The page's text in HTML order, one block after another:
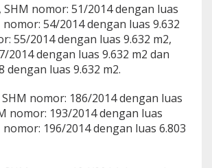
SHM nomor: 51/2014 dengan luas
nomor: 54/2014 dengan luas 9.632
55/2014 dengan luas 9.632 m2,
2014 dengan luas 9.632 m2 dan
dengan luas 9.632 m2.
nomor: 186/2014 dengan luas
nomor: 193/2014 dengan luas
nomor: 196/2014 dengan luas 6.803